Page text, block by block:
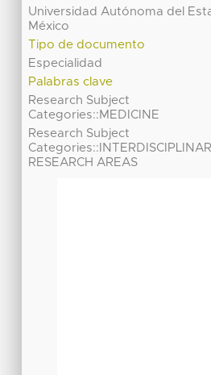
Universidad Autónoma del
México
Tipo de documento
Especialidad
Palabras clave
Research Subject
Categories::MEDICINE
Research Subject
RESEARCH AREAS